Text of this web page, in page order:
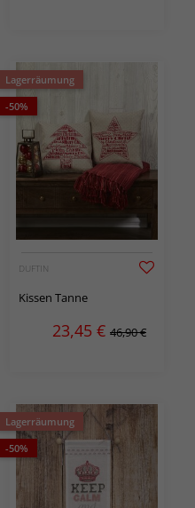
Lagerräumung
-50%
DUFTIN
Kissen Tanne
23,45 € 46,90 €
Lagerräumung
-50%